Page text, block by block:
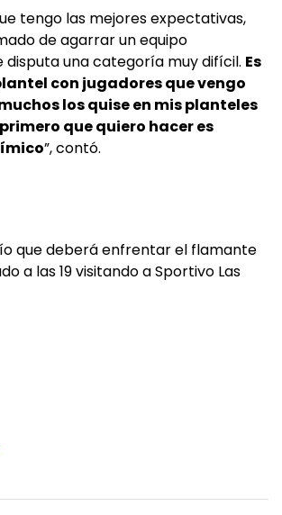
tengo las mejores expectativas,
de agarrar un equipo
una categoría muy difícil. Es
con jugadores que vengo
los quise en mis planteles
que quiero hacer es
”, contó.
que deberá enfrentar el flamante
a las 19 visitando a Sportivo Las